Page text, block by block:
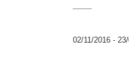
02/11/2016 -